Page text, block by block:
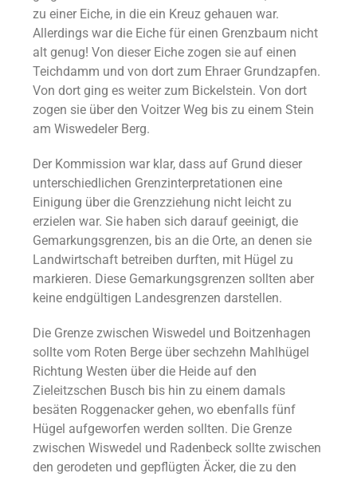
zu einer Eiche, in die ein Kreuz gehauen war.
Allerdings war die Eiche für einen Grenzbaum nicht
alt genug! Von dieser Eiche zogen sie auf einen
Teichdamm und von dort zum Ehraer Grundzapfen.
Von dort ging es weiter zum Bickelstein. Von dort
zogen sie über den Voitzer Weg bis zu einem Stein
am Wiswedeler Berg.
Der Kommission war klar, dass auf Grund dieser
unterschiedlichen Grenzinterpretationen eine
Einigung über die Grenzziehung nicht leicht zu
erzielen war. Sie haben sich darauf geeinigt, die
Gemarkungsgrenzen, bis an die Orte, an denen sie
Landwirtschaft betreiben durften, mit Hügel zu
markieren. Diese Gemarkungsgrenzen sollten aber
keine endgültigen Landesgrenzen darstellen.
Die Grenze zwischen Wiswedel und Boitzenhagen
sollte vom Roten Berge über sechzehn Mahlhügel
Richtung Westen über die Heide auf den
Zieleitzschen Busch bis hin zu einem damals
besäten Roggenacker gehen, wo ebenfalls fünf
Hügel aufgeworfen werden sollten. Die Grenze
zwischen Wiswedel und Radenbeck sollte zwischen
den gerodeten und gepflügten Äcker, die zu den